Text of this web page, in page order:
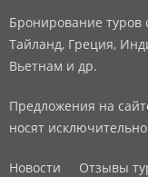
Бронирование туров
Тайланд, Греция,
Вьетнам и др.
Предложения на
носят
Новости Отзывы